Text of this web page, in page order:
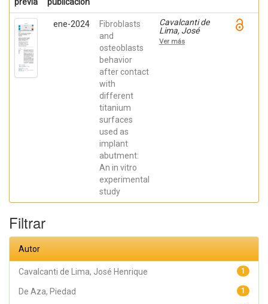
ene-2024
Fibroblasts
and
osteoblasts
behavior
after contact
with
different
titanium
surfaces
used as
implant
abutment:
An in vitro
experimental
study
Cavalcanti de
Lima, José
Henrique;
Robbs ,
Ver más
Filtrar
Autor
1
Cavalcanti de Lima, José Henrique
1
De Aza, Piedad